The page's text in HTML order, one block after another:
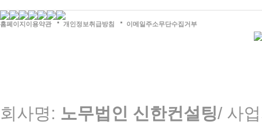
홈페이지이용약관 개인정보취급방침 이메일주소무단수집거부
회사명: 노무법인 신한컨설팅/ 사